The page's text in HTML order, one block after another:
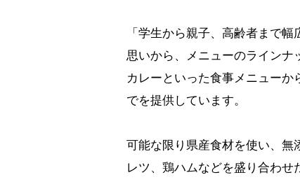
「学生から親子、高齢者まで
思いから、メニューのラインナ
カレーといった食事メニューか
でを提供しています。
可能な限り県産食材を使い、無
レツ、鶏ハムなどを盛り合わせ